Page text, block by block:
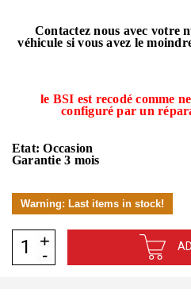
Contactez nous avec votre
véhicule si vous avez le
le BSI est recodé comme
configuré par un
Etat: Occasion
Garantie 3 mois
Warning: Last items in stock!